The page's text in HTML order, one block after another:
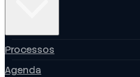
Processos
Agenda